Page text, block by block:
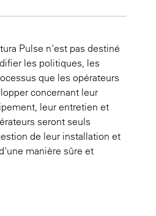
Pulse n'est pas destiné
les politiques, les
que les opérateurs
concernant leur
leur entretien et
seront seuls
de leur installation et
manière sûre et